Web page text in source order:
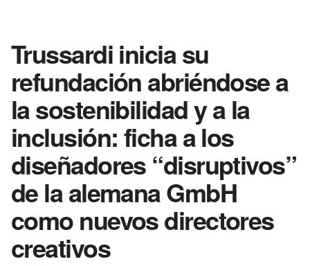
Trussardi inicia su
refundación abriéndose a
la sostenibilidad y a la
inclusión: ficha a los
diseñadores “disruptivos”
de la alemana GmbH
como nuevos directores
creativos